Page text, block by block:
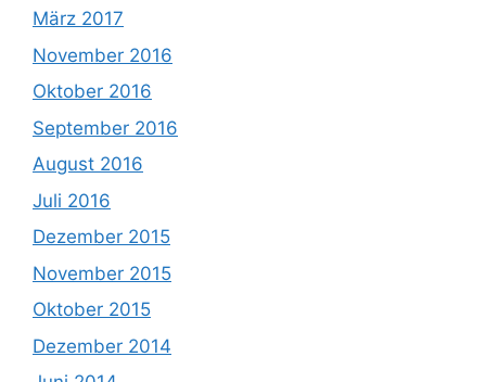
März 2017
November 2016
Oktober 2016
September 2016
August 2016
Juli 2016
Dezember 2015
November 2015
Oktober 2015
Dezember 2014